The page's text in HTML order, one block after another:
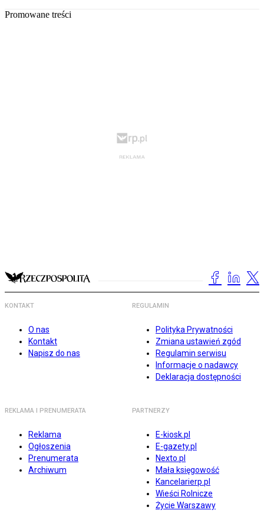
Promowane treści
KONTAKT
O nas
Kontakt
Napisz do nas
REGULAMIN
Polityka Prywatności
Zmiana ustawień zgód
Regulamin serwisu
Informacje o nadawcy
Deklaracja dostępności
REKLAMA I PRENUMERATA
Reklama
Ogłoszenia
Prenumerata
Archiwum
PARTNERZY
E-kiosk.pl
E-gazety.pl
Nexto.pl
Mała księgowość
Kancelarierp.pl
Wieści Rolnicze
Życie Warszawy